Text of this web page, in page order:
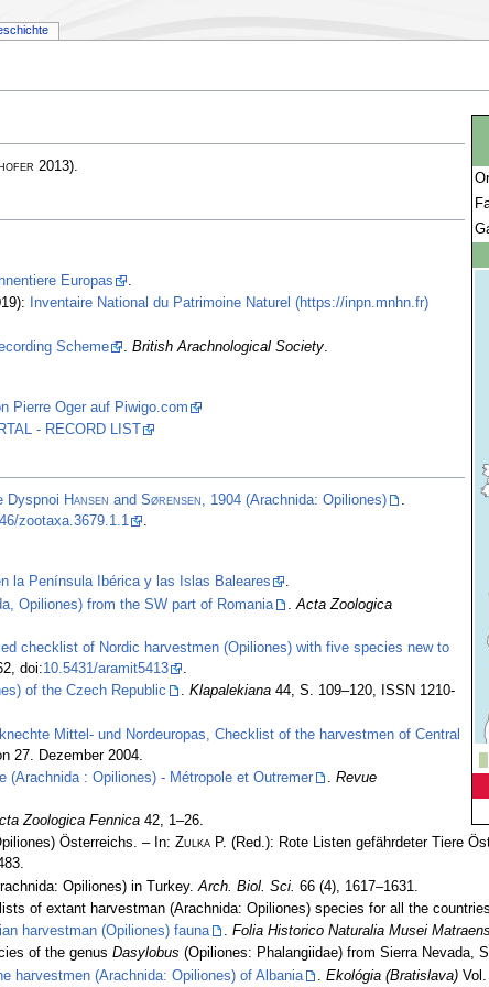
2013).
Europas
.
Inventaire National du Patrimoine Naturel (https://inpn.mnhn.fr)
Scheme British Arachnological Society.
Pierre Oger auf Piwigo.com
- RECORD LIST
Dyspnoi Hansen and Sørensen, 1904 (Arachnida: Opiliones)
.
zootaxa.3679.1.1 .
la Península Ibérica y las Islas Baleares
.
Opiliones) from the SW part of Romania
Acta Zoologica
checklist of Nordic harvestmen (Opiliones) with five species new to
doi:10.5431/aramit5413
.
of the Czech Republic . Klapalekiana44, S. 109–120, ISSN 1210-
Mittel- und Nordeuropas, Checklist of the harvestmen of Central
27. Dezember 2004.
(Arachnida : Opiliones) - Métropole et Outremer
Revue
Zoologica Fennica42, 1–26.
Österreichs. – In: ZulkaP. (Red.): Rote Listen gefährdeter Tiere
Opiliones) in Turkey. Arch. Biol. Sci. 66 (4), 1617–1631.
of extant harvestman (Arachnida: Opiliones) species for all the
harvestman (Opiliones) fauna . Folia Historico Naturalia Musei
of the genus Dasylobus (Opiliones: Phalangiidae) from Sierra Nevada,
harvestmen (Arachnida: Opiliones) of Albania Ekológia (Bratislava)Vol.